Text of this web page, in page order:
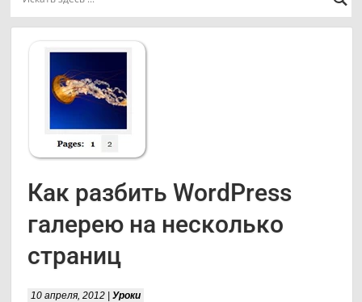
Как разбить WordPress
галерею на несколько
страниц
10 апреля, 2012 |Уроки